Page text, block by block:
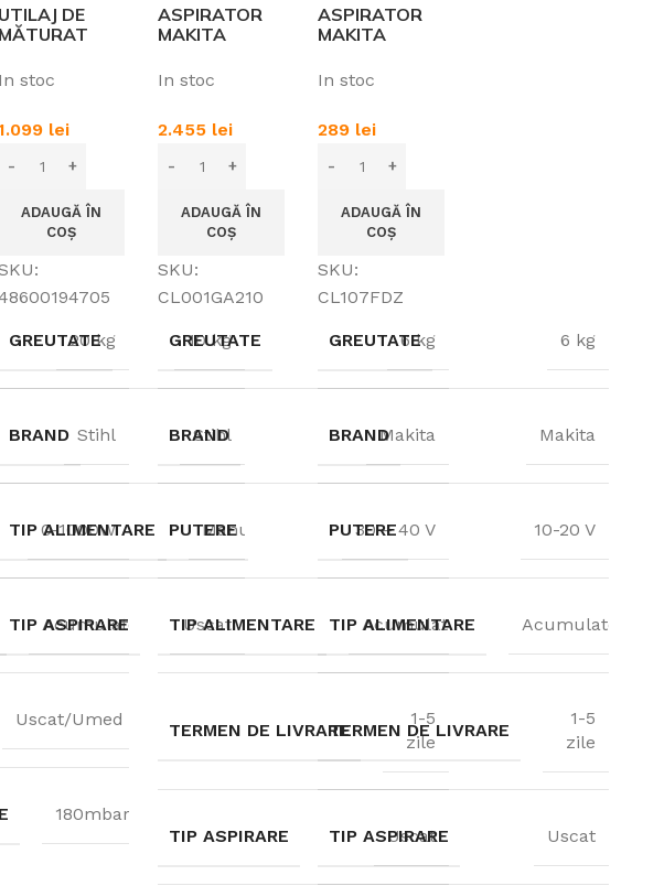
20 kg
Stihl
0-1000W
Acumulatori
Uscat/Umed
180mbar
UTILAJ DE
MĂTURAT
In stoc
lei
ADAUGĂ ÎN
COȘ
GREUTATE 10 kg
BRAND Stihl
TIP ALIMENTARE Manual
TIP ASPIRARE Uscat
ASPIRATOR
MAKITA
2 ACUM. 40V
In stoc
2.455 lei
ADAUGĂ ÎN
COȘ
SKU:
CL001GA210
GREUTATE 6 kg
BRAND Makita
PUTERE 30 – 40 V
TIP ALIMENTARE Acumulatori
TERMEN DE LIVRARE
1-5
zile
TIP ASPIRARE Uscat
ASPIRATOR
MAKITA
FARA ACUM
In stoc
289 lei
ADAUGĂ ÎN
COȘ
SKU:
CL107FDZ
GREUTATE 6 kg
BRAND Makita
PUTERE 10-20 V
TIP ALIMENTARE Acumulatori
TERMEN DE LIVRARE
1-5
zile
TIP ASPIRARE Uscat